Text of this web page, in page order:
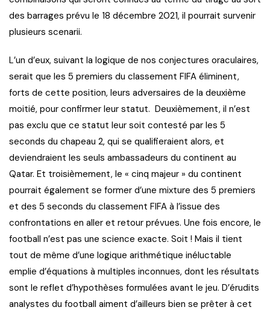
des barrages prévu le 18 décembre 2021, il pourrait survenir
plusieurs scenarii.
L’un d’eux, suivant la logique de nos conjectures oraculaires,
serait que les 5 premiers du classement FIFA éliminent,
forts de cette position, leurs adversaires de la deuxième
moitié, pour confirmer leur statut. Deuxièmement, il n’est
pas exclu que ce statut leur soit contesté par les 5
seconds du chapeau 2, qui se qualifieraient alors, et
deviendraient les seuls ambassadeurs du continent au
Qatar. Et troisièmement, le « cinq majeur » du continent
pourrait également se former d’une mixture des 5 premiers
et des 5 seconds du classement FIFA à l’issue des
confrontations en aller et retour prévues. Une fois encore, le
football n’est pas une science exacte. Soit ! Mais il tient
tout de même d’une logique arithmétique inéluctable
emplie d’équations à multiples inconnues, dont les résultats
sont le reflet d’hypothèses formulées avant le jeu. D’érudits
analystes du football aiment d’ailleurs bien se prêter à cet